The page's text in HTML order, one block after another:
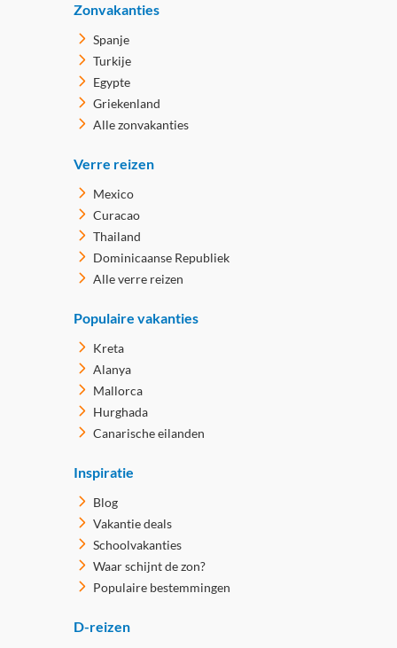
Zonvakanties
Spanje
Turkije
Egypte
Griekenland
Alle zonvakanties
Verre reizen
Mexico
Curacao
Thailand
Dominicaanse Republiek
Alle verre reizen
Populaire vakanties
Kreta
Alanya
Mallorca
Hurghada
Canarische eilanden
Inspiratie
Blog
Vakantie deals
Schoolvakanties
Waar schijnt de zon?
Populaire bestemmingen
D-reizen